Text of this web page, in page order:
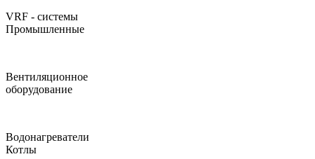
VRF - системы
Промышленные
Вентиляционное
оборудование
Водонагреватели
Котлы